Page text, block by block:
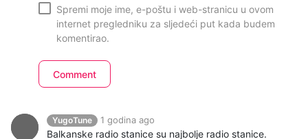
Spremi moje ime, e-poštu i web-stranicu u ovom
internet pregledniku za sljedeći put kada budem
komentirao.
YugoTune 1 godina ago
Balkanske radio stanice su najbolje radio stanice.